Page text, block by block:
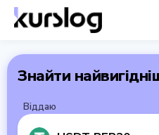
Знайти
Віддаю